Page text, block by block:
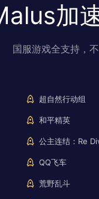
加
国服游戏全支持，
超自然行动组
和平精英
公主连结：Re
QQ飞车
荒野乱斗